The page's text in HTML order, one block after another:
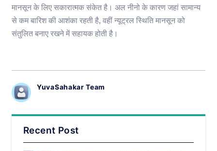
मानसून के लिए सकारात्मक संकेत है। अल नीनो के कारण जहां सामान्य
से कम बारिश की आशंका रहती है, वहीं न्यूट्रल स्थिति मानसून को
संतुलित बनाए रखने में सहायक होती है।
YuvaSahakar Team
Recent Post